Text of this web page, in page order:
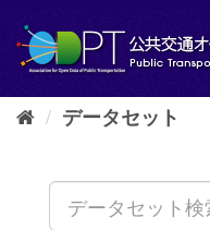
し
データセット